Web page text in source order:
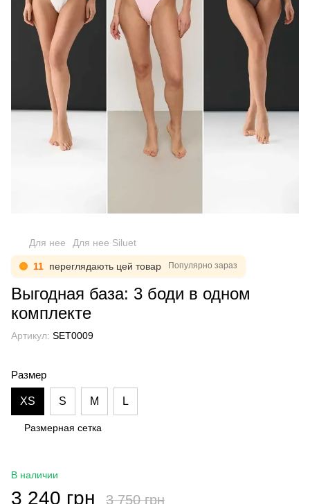
Для нее Для нее Siluet
11 переглядають цей товар Популярно зараз
Выгодная база: 3 боди в одном
комплекте
Артикул: SET0009
Размер
XS S M L
Размерная сетка
В наличии
3 240 грн 3 750 грн